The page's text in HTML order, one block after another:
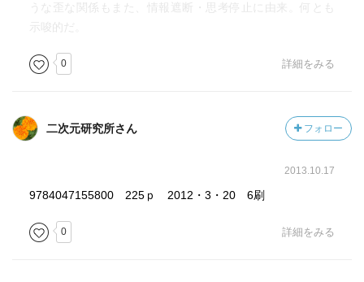
うな歪な関係もまた、情報遮断・思考停止に由来。何とも
示唆的だ。
0 詳細をみる
二次元研究所さん フォロー
2013.10.17
9784047155800 225ｐ 2012・3・20 6刷
0 詳細をみる